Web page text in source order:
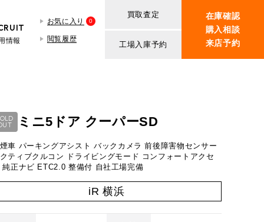
情報
お気に入り 0
閲覧履歴
買取査定
工場入庫予約
iR MAKERS
在庫確認
購入相談
来店予約
の場合
万円
ミニ5ドア クーパーSD
車 パーキングアシスト バックカメラ 前後障害物センサー
ティブクルコン ドライビングモード コンフォートアクセ
純正ナビ ETC2.0 整備付 自社工場完備
iR 横浜